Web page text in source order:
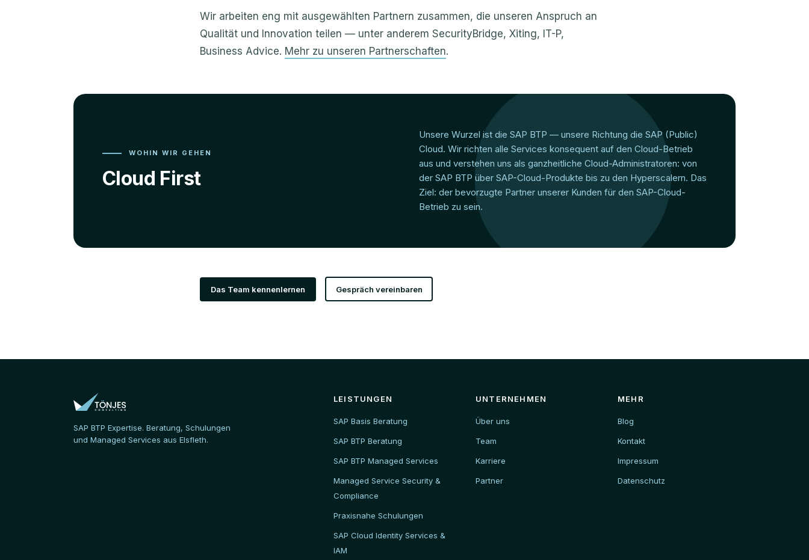
Wir arbeiten eng mit ausgewählten Partnern zusammen, die unseren Anspruch an
Qualität und Innovation teilen — unter anderem SecurityBridge, Xiting, IT-P,
Business Advice. Mehr zu unseren Partnerschaften.
WOHIN WIR GEHEN
Cloud First
Unsere Wurzel ist die SAP BTP — unsere Richtung die SAP (Public)
Cloud. Wir richten alle Services konsequent auf den Cloud-Betrieb
aus und verstehen uns als ganzheitliche Cloud-Administratoren: von
der SAP BTP über SAP-Cloud-Produkte bis zu den Hyperscalern. Das
Ziel: der bevorzugte Partner unserer Kunden für den SAP-Cloud-
Betrieb zu sein.
Das Team kennenlernen Gespräch vereinbaren
SAP BTP Expertise. Beratung, Schulungen
und Managed Services aus Elsfleth.
LEISTUNGEN
SAP Basis Beratung
SAP BTP Beratung
SAP BTP Managed Services
Managed Service Security &
Compliance
Praxisnahe Schulungen
SAP Cloud Identity Services &
IAM
UNTERNEHMEN
Über uns
Team
Karriere
Partner
MEHR
Blog
Kontakt
Impressum
Datenschutz